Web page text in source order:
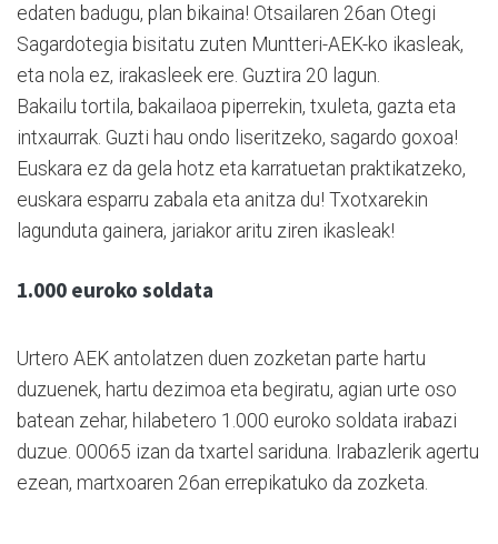
edaten badugu, plan bikaina! Otsailaren 26an Otegi
Sagardotegia bisitatu zuten Muntteri-AEK-ko ikasleak,
eta nola ez, irakasleek ere. Guztira 20 lagun.
Bakailu tortila, bakailaoa piperrekin, txuleta, gazta eta
intxaurrak. Guzti hau ondo liseritzeko, sagardo goxoa!
Euskara ez da gela hotz eta karratuetan praktikatzeko,
euskara esparru zabala eta anitza du! Txotxarekin
lagunduta gainera, jariakor aritu ziren ikasleak!
1.000 euroko soldata
Urtero AEK antolatzen duen zozketan parte hartu
duzuenek, hartu dezimoa eta begiratu, agian urte oso
batean zehar, hilabetero 1.000 euroko soldata irabazi
duzue. 00065 izan da txartel sariduna. Irabazlerik agertu
ezean, martxoaren 26an errepikatuko da zozketa.